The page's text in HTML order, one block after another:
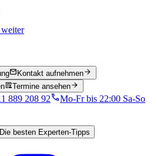
Kontakt aufnehmen
Termine ansehen
889 208 92
Mo-Fr bis 22:00 Sa-So
Die besten Experten-Tipps